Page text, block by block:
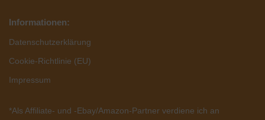
Informationen:
Datenschutzerklärung
Cookie-Richtlinie (EU)
Impressum
*Als Affiliate- und -Ebay/Amazon-Partner verdiene ich an